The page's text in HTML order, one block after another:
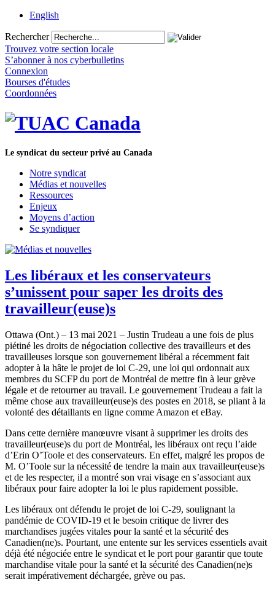
English
Rechercher
Trouvez votre section locale
S’abonner à nos cyberbulletins
Connexion
Bourses d'études
Coordonnées
Le syndicat du secteur privé au Canada
Notre syndicat
Médias et nouvelles
Ressources
Enjeux
Moyens d’action
Se syndiquer
Les libéraux et les conservateurs
s’unissent pour saper les droits des
travailleur(euse)s
Ottawa (Ont.) – 13 mai 2021 – Justin Trudeau a une fois de plus
piétiné les droits de négociation collective des travailleurs et des
travailleuses lorsque son gouvernement libéral a récemment fait
adopter à la hâte le projet de loi C‑29, une loi qui ordonnait aux
membres du SCFP du port de Montréal de mettre fin à leur grève
légale et de retourner au travail. Le gouvernement Trudeau a fait la
même chose aux travailleur(euse)s des postes en 2018, se pliant à la
volonté des détaillants en ligne comme Amazon et eBay.
Dans cette dernière manœuvre visant à supprimer les droits des
travailleur(euse)s du port de Montréal, les libéraux ont reçu l’aide
d’Erin O’Toole et des conservateurs. En effet, malgré les propos de
M. O’Toole sur la nécessité de tendre la main aux travailleur(euse)s
et de les respecter, il a montré son vrai visage en s’associant aux
libéraux pour faire adopter la loi le plus rapidement possible.
Les libéraux ont défendu le projet de loi C‑29, soulignant la
pandémie de COVID‑19 et le besoin critique de livrer des
marchandises jugées vitales pour la santé et la sécurité des
Canadien(ne)s. Pourtant, une entente sur les services essentiels avait
déjà été négociée entre le syndicat et le port pour garantir que toute
marchandise vitale pour la santé et la sécurité des Canadien(ne)s
serait impérativement déchargée, grève ou pas.